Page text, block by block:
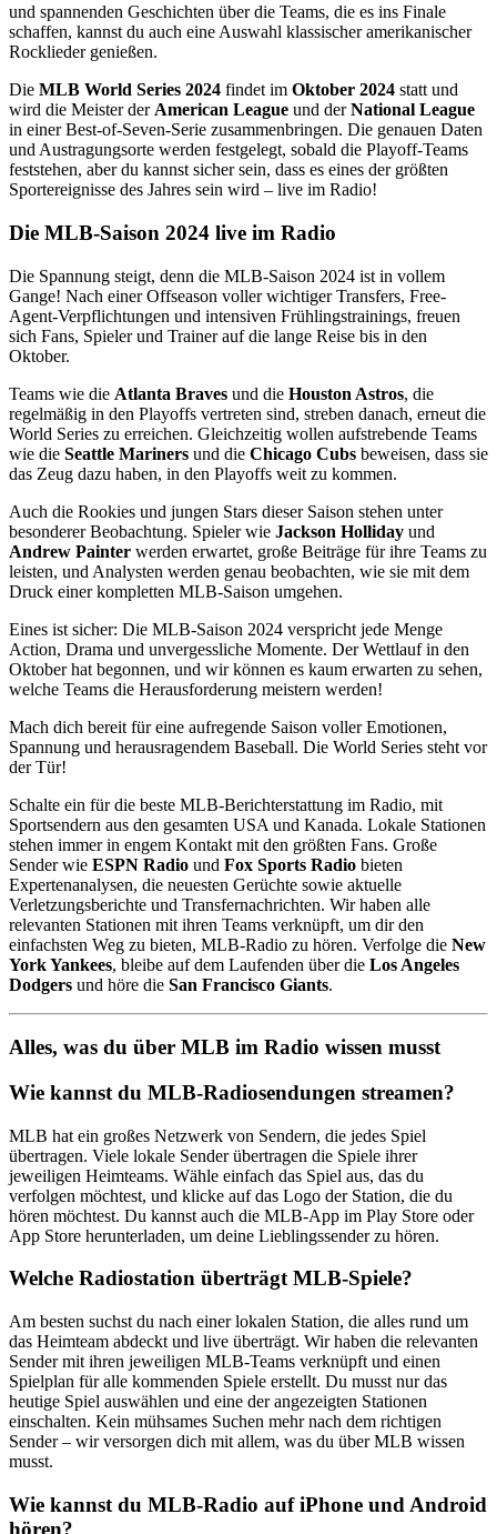
und spannenden Geschichten über die Teams, die es ins Finale
schaffen, kannst du auch eine Auswahl klassischer amerikanischer
Rocklieder genießen.
Die MLB World Series 2024 findet im Oktober 2024 statt und
wird die Meister der American League und derNational League
in einer Best-of-Seven-Serie zusammenbringen. Die genauen Daten
und Austragungsorte werden festgelegt, sobald die Playoff-Teams
feststehen, aber du kannst sicher sein, dass es eines der größten
Sportereignisse des Jahres sein wird – live im Radio!
Die MLB-Saison 2024 live im Radio
Die Spannung steigt, denn die MLB-Saison 2024 ist in vollem
Gange! Nach einer Offseason voller wichtiger Transfers, Free-
Agent-Verpflichtungen und intensiven Frühlingstrainings, freuen
sich Fans, Spieler und Trainer auf die lange Reise bis in den
Oktober.
Teams wie die Atlanta Braves und die Houston Astros, die
regelmäßig in den Playoffs vertreten sind, streben danach, erneut die
World Series zu erreichen. Gleichzeitig wollen aufstrebende Teams
wie die Seattle Mariners und die Chicago Cubs beweisen, dass sie
das Zeug dazu haben, in den Playoffs weit zu kommen.
Auch die Rookies und jungen Stars dieser Saison stehen unter
besonderer Beobachtung. Spieler wie Jackson Holliday und
Andrew Painter werden erwartet, große Beiträge für ihre Teams zu
leisten, und Analysten werden genau beobachten, wie sie mit dem
Druck einer kompletten MLB-Saison umgehen.
Eines ist sicher: Die MLB-Saison 2024 verspricht jede Menge
Action, Drama und unvergessliche Momente. Der Wettlauf in den
Oktober hat begonnen, und wir können es kaum erwarten zu sehen,
welche Teams die Herausforderung meistern werden!
Mach dich bereit für eine aufregende Saison voller Emotionen,
Spannung und herausragendem Baseball. Die World Series steht vor
der Tür!
Schalte ein für die beste MLB-Berichterstattung im Radio, mit
Sportsendern aus den gesamten USA und Kanada. Lokale Stationen
stehen immer in engem Kontakt mit den größten Fans. Große
Sender wie ESPN Radio und Fox Sports Radio bieten
Expertenanalysen, die neuesten Gerüchte sowie aktuelle
Verletzungsberichte und Transfernachrichten. Wir haben alle
relevanten Stationen mit ihren Teams verknüpft, um dir den
einfachsten Weg zu bieten, MLB-Radio zu hören. Verfolge die New
York Yankees, bleibe auf dem Laufenden über die Los Angeles
Dodgers und höre die San Francisco Giants.
Alles, was du über MLB im Radio wissen musst
Wie kannst du MLB-Radiosendungen streamen?
MLB hat ein großes Netzwerk von Sendern, die jedes Spiel
übertragen. Viele lokale Sender übertragen die Spiele ihrer
jeweiligen Heimteams. Wähle einfach das Spiel aus, das du
verfolgen möchtest, und klicke auf das Logo der Station, die du
hören möchtest. Du kannst auch die MLB-App im Play Store oder
App Store herunterladen, um deine Lieblingssender zu hören.
Welche Radiostation überträgt MLB-Spiele?
Am besten suchst du nach einer lokalen Station, die alles rund um
das Heimteam abdeckt und live überträgt. Wir haben die relevanten
Sender mit ihren jeweiligen MLB-Teams verknüpft und einen
Spielplan für alle kommenden Spiele erstellt. Du musst nur das
heutige Spiel auswählen und eine der angezeigten Stationen
einschalten. Kein mühsames Suchen mehr nach dem richtigen
Sender – wir versorgen dich mit allem, was du über MLB wissen
musst.
Wie kannst du MLB-Radio auf iPhone und Android
hören?